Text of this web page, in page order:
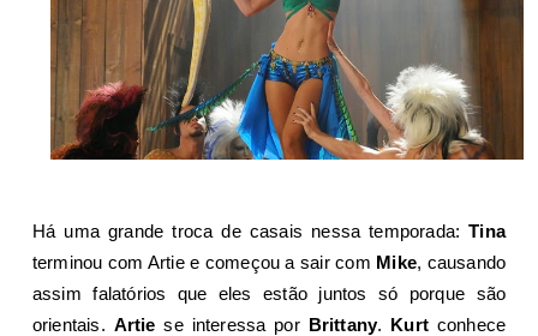
Há uma grande troca de casais nessa temporada:Tina
terminou com Artie e começou a sair com Mike, causando
assim falatórios que eles estão juntos só porque são
orientais. Artie se interessa por Brittany. Kurtconhece